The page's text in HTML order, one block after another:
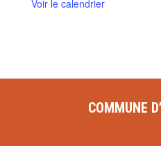
Voir le calendrier
COMMUNE